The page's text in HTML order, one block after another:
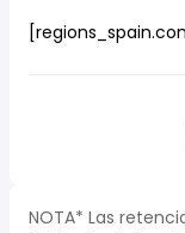
NOTA* Las